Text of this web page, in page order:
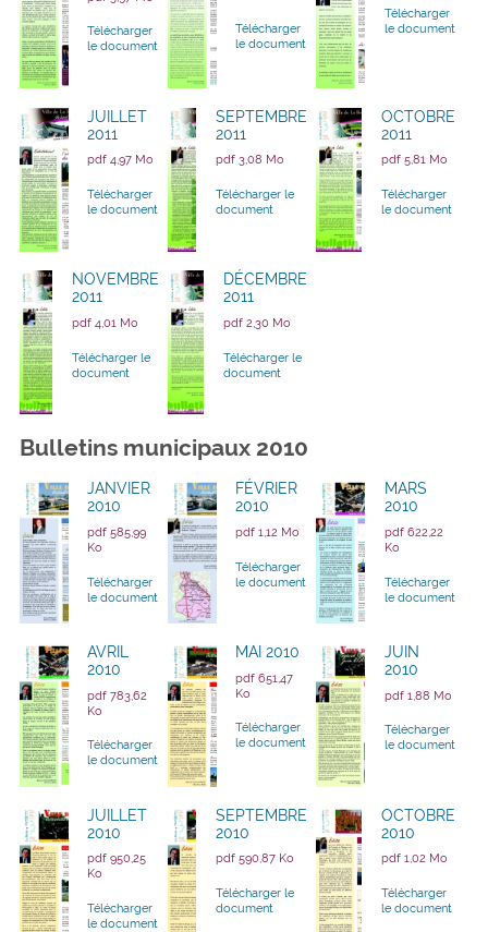
Télécharger
le document
Télécharger
le document
Télécharger
le document
JUILLET
2011
pdf 4,97 Mo
Télécharger
le document
SEPTEMBRE
2011
pdf 3,08 Mo
Télécharger le
document
OCTOBRE
2011
pdf 5,81 Mo
Télécharger
le document
NOVEMBRE
2011
pdf 4,01 Mo
Télécharger le
document
DÉCEMBRE
2011
pdf 2,30 Mo
Télécharger le
document
Bulletins municipaux 2010
JANVIER
2010
pdf 585,99
Ko
Télécharger
le document
FÉVRIER
2010
pdf 1,12 Mo
Télécharger
le document
MARS
2010
pdf 622,22
Ko
Télécharger
le document
AVRIL
2010
pdf 783,62
Ko
Télécharger
le document
MAI 2010
pdf 651,47
Ko
Télécharger
le document
JUIN
2010
pdf 1,88 Mo
Télécharger
le document
JUILLET
2010
pdf 950,25
Ko
Télécharger
le document
SEPTEMBRE
2010
pdf 590,87 Ko
Télécharger le
document
OCTOBRE
2010
pdf 1,02 Mo
Télécharger
le document